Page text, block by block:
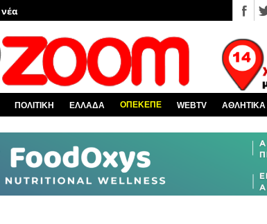
EviaZoom.gr
νέα
κόσμο
Χαλκίδα και όλη την Εύβοια
από την Ελλάδα
ΠΟΛΙΤΙΚΗ ΕΛΛΑΔΑ ΟΠΕΚΕΠΕ WEBTV ΑΘΛΗΤΙΚΑ